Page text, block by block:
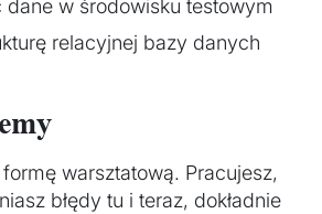
w środowisku testowym
relacyjnej bazy danych
warsztatową. Pracujesz,
błędy tu i teraz, dokładnie